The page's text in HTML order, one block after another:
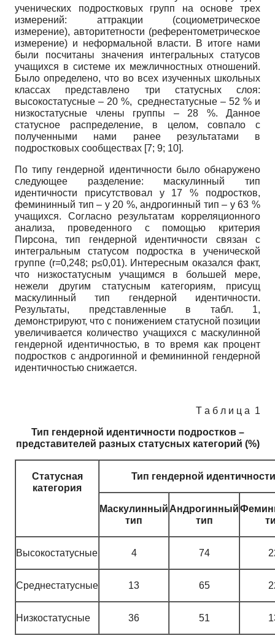
ученических подростковых групп на основе трех
измерений: аттракции (социометрическое
измерение), авторитетности (референтометрическое
измерение) и неформальной власти. В итоге нами
были посчитаны значения интегральных статусов
учащихся в системе их межличностных отношений.
Было определено, что во всех изученных школьных
классах представлено три статусных слоя:
высокостатусные – 20 %, среднестатусные – 52 % и
низкостатусные члены группы – 28 %. Данное
статусное распределение, в целом, совпало с
полученными нами ранее результатами в
подростковых сообществах [7; 9; 10].
По типу гендерной идентичности было обнаружено
следующее разделение: маскулинный тип
идентичности присутствовал у 17 % подростков,
фемининный тип – у 20 %, андрогинный тип – у 63 %
учащихся. Согласно результатам корреляционного
анализа, проведенного с помощью критерия
Пирсона, тип гендерной идентичности связан с
интегральным статусом подростка в ученической
группе (r=0,248; p≤0,01). Интересным оказался факт,
что низкостатусным учащимся в большей мере,
нежели другим статусным категориям, присущ
маскулинный тип гендерной идентичности.
Результаты, представленные в табл. 1,
демонстрируют, что с понижением статусной позиции
увеличивается количество учащихся с маскулинной
гендерной идентичностью, в то время как процент
подростков с андрогинной и фемининной гендерной
идентичностью снижается.
Т а б л и ц а 1
Тип гендерной идентичности подростков –
представителей разных статусных категорий (%)
Статусная
категория
Тип гендерной идентичности
Маскулинный
тип
Андрогинный
тип
Высокостатусные 4 74
Среднестатусные 13 65
Низкостатусные 36 51